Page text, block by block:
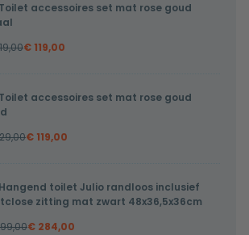
Toilet accessoires set mat rose goud
€ 119,00
Toilet accessoires set mat rose goud
€ 119,00
Hangend toilet Julio randloos inclusief
zitting mat zwart 48x36,5x36cm
€ 284,00